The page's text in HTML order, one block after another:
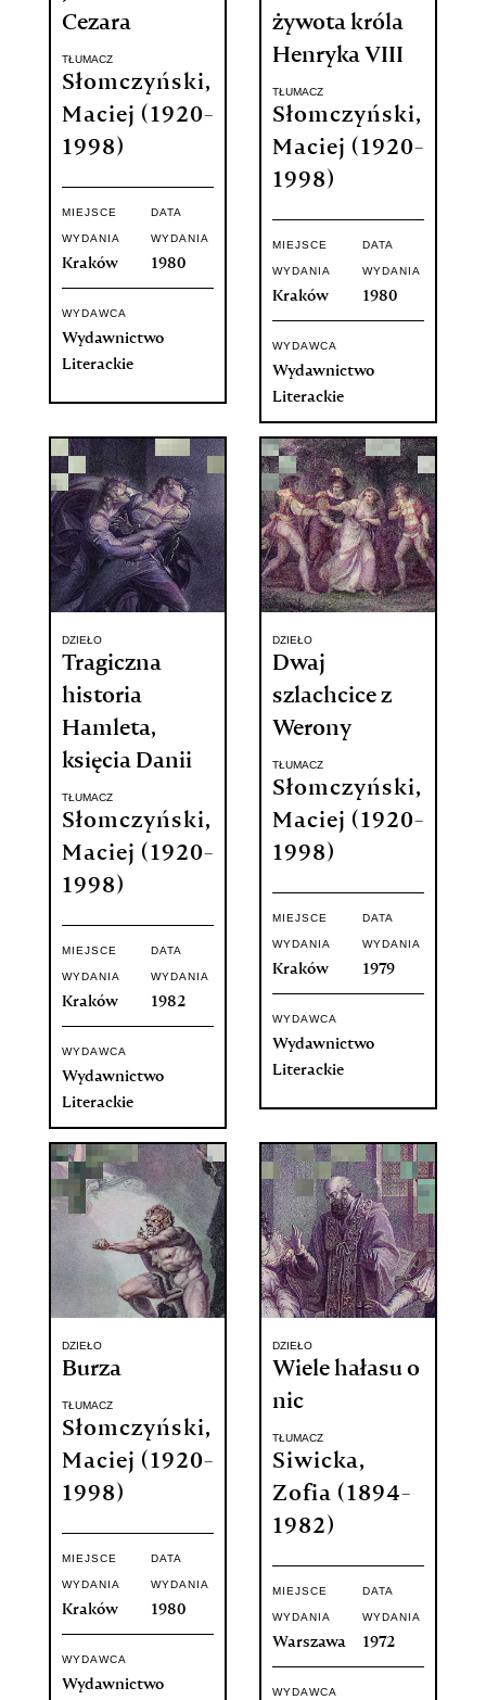
Cezara
TŁUMACZ
Słomczyński,
Maciej (1920-
1998)
MIEJSCE
WYDANIA
Kraków
DATA
WYDANIA
1980
WYDAWCA
Wydawnictwo
Literackie
żywota króla
Henryka VIII
TŁUMACZ
Słomczyński,
Maciej (1920-
1998)
MIEJSCE
WYDANIA
Kraków
DATA
WYDANIA
1980
WYDAWCA
Wydawnictwo
Literackie
DZIEŁO
Tragiczna
historia
Hamleta,
księcia Danii
TŁUMACZ
Słomczyński,
Maciej (1920-
1998)
MIEJSCE
WYDANIA
Kraków
DATA
WYDANIA
1982
WYDAWCA
Wydawnictwo
Literackie
DZIEŁO
Dwaj
szlachcice z
Werony
TŁUMACZ
Słomczyński,
Maciej (1920-
1998)
MIEJSCE
WYDANIA
Kraków
DATA
WYDANIA
1979
WYDAWCA
Wydawnictwo
Literackie
DZIEŁO
Burza
TŁUMACZ
Słomczyński,
Maciej (1920-
1998)
MIEJSCE
WYDANIA
Kraków
DATA
WYDANIA
1980
WYDAWCA
Wydawnictwo
DZIEŁO
Wiele hałasu o
nic
TŁUMACZ
Siwicka,
Zofia (1894-
1982)
MIEJSCE
WYDANIA
Warszawa
DATA
WYDANIA
1972
WYDAWCA